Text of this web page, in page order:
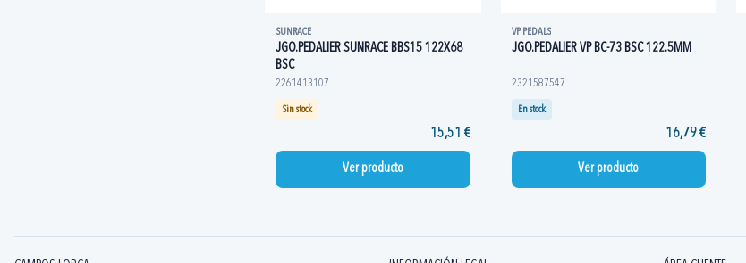
SUNRACE
JGO.PEDALIER SUNRACE BBS15 122X68
BSC
2261413107
Sin stock
15,51 €
Ver producto
VP PEDALS
JGO.PEDALIER VP BC-73 BSC 122.5MM
2321587547
En stock
16,79 €
Ver producto